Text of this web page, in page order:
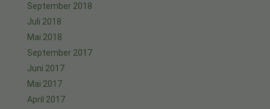
September 2018
Juli 2018
Mai 2018
September 2017
Juni 2017
Mai 2017
April 2017